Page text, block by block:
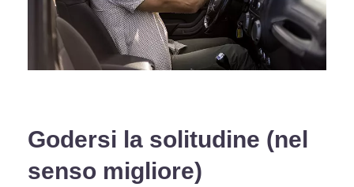
Godersi la solitudine (nel
senso migliore)